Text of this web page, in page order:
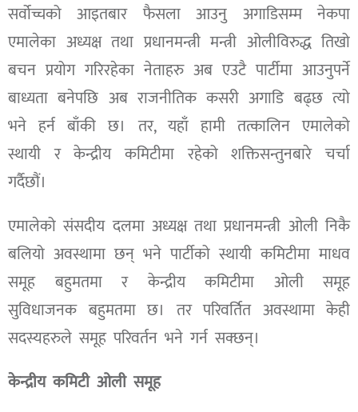
सर्वोच्चको आइतबार फैसला आउनु अगाडिसम्म नेकपा
एमालेका अध्यक्ष तथा प्रधानमन्त्री मन्त्री ओलीविरुद्ध तिखो
बचन प्रयोग गरिरहेका नेताहरु अब एउटै पार्टीमा आउनुपर्ने
बाध्यता बनेपछि अब राजनीतिक कसरी अगाडि बढ्छ त्यो
भने हर्न बाँकी छ। तर, यहाँ हामी तत्कालिन एमालेको
स्थायी र केन्द्रीय कमिटीमा रहेको शक्तिसन्तुनबारे चर्चा
गर्दैछौं।
एमालेको संसदीय दलमा अध्यक्ष तथा प्रधानमन्त्री ओली निकै
बलियो अवस्थामा छन् भने पार्टीको स्थायी कमिटीमा माधव
समूह बहुमतमा र केन्द्रीय कमिटीमा ओली समूह
सुविधाजनक बहुमतमा छ। तर परिवर्तित अवस्थामा केही
सदस्यहरुले समूह परिवर्तन भने गर्न सक्छन्।
केन्द्रीय कमिटी ओली समूह